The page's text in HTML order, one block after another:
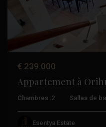
€ 239.000
Appartement à
Chambres :2 Salles de
Esentya Estate
,